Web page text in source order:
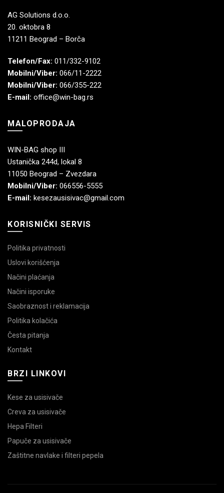
AG Solutions d.o.o.
20. oktobra 8
11211 Beograd – Borča
Telefon/Fax: 011/332-9102
Mobilni/Viber: 066/11-2222
Mobilni/Viber: 066/355-222
E-mail: office@win-bag.rs
MALOPRODAJA
WIN-BAG shop III
Ustanička 244d, lokal 8
11050 Beograd – Zvezdara
Mobilni/Viber: 066556-5555
E-mail: kesezausisivac@gmail.com
KORISNIČKI SERVIS
Politika privatnosti
Uslovi korišćenja
Načini plaćanja
Načini isporuke
Saobraznost i reklamacija
Politika kolačića
Česta pitanja
Kontakt
BRZI LINKOVI
Kese za usisivače
Creva za usisivače
Hepa Filteri
Papuče za usisivače
Zaštitne navlake i filteri pepela